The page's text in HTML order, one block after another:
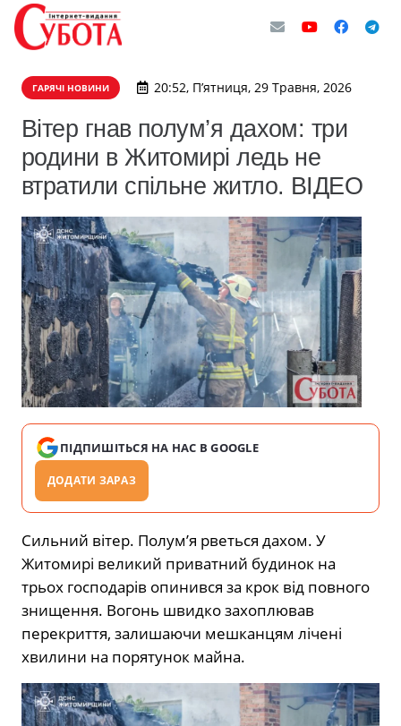
ГАРЯЧІ НОВИНИ 20:52, П’ятниця, 29 Травня, 2026
Вітер гнав полум’я дахом: три
родини в Житомирі ледь не
втратили спільне житло. ВІДЕО
ПІДПИШІТЬСЯ НА НАС В GOOGLE
ДОДАТИ ЗАРАЗ
Сильний вітер. Полум’я рветься дахом. У
Житомирі великий приватний будинок на
трьох господарів опинився за крок від повного
знищення. Вогонь швидко захоплював
перекриття, залишаючи мешканцям лічені
хвилини на порятунок майна.